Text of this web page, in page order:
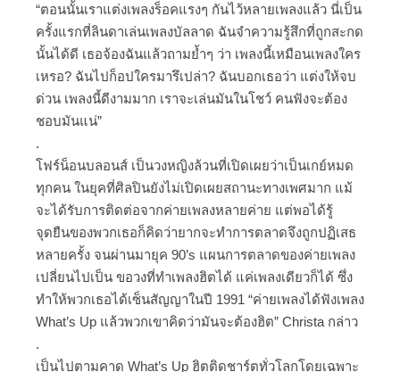
“ตอนนั้นเราแต่งเพลงร็อคแรงๆ กันไว้หลายเพลงแล้ว นี่เป็น
ครั้งแรกที่ลินดาเล่นเพลงบัลลาด ฉันจำความรู้สึกที่ถูกสะกด
นั้นได้ดี เธอจ้องฉันแล้วถามย้ำๆ ว่า เพลงนี้เหมือนเพลงใคร
เหรอ? ฉันไปก็อปใครมารึเปล่า? ฉันบอกเธอว่า แต่งให้จบ
ด่วน เพลงนี้ดีงามมาก เราจะเล่นมันในโชว์ คนฟังจะต้อง
ชอบมันแน่”
.
โฟร์น็อนบลอนส์ เป็นวงหญิงล้วนที่เปิดเผยว่าเป็นเกย์หมด
ทุกคน ในยุคที่ศิลปินยังไม่เปิดเผยสถานะทางเพศมาก แม้
จะได้รับการติดต่อจากค่ายเพลงหลายค่าย แต่พอได้รู้
จุดยืนของพวกเธอก็คิดว่ายากจะทำการตลาดจึงถูกปฏิเสธ
หลายครั้ง จนผ่านมายุค 90’s แผนการตลาดของค่ายเพลง
เปลี่ยนไปเป็น ขอวงที่ทำเพลงฮิตได้ แค่เพลงเดียวก็ได้ ซึ่ง
ทำให้พวกเธอได้เซ็นสัญญาในปี 1991 “ค่ายเพลงได้ฟังเพลง
What’s Up แล้วพวกเขาคิดว่ามันจะต้องฮิต” Christa กล่าว
.
เป็นไปตามคาด What’s Up ฮิตติดชาร์ตทั่วโลกโดยเฉพาะ